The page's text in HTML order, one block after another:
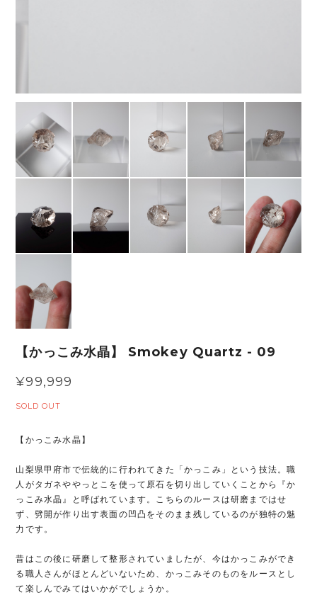
【かっこみ水晶】 Smokey Quartz - 09
¥99,999
SOLD OUT
【かっこみ水晶】
山梨県甲府市で伝統的に行われてきた「かっこみ」という技法。職
人がタガネややっとこを使って原石を切り出していくことから『か
っこみ水晶』と呼ばれています。こちらのルースは研磨まではせ
ず、劈開が作り出す表面の凹凸をそのまま残しているのが独特の魅
力です。
昔はこの後に研磨して整形されていましたが、今はかっこみができ
る職人さんがほとんどいないため、かっこみそのものをルースとし
て楽しんでみてはいかがでしょうか。